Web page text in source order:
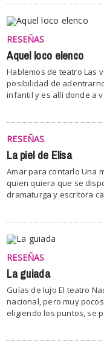
RESEÑAS
Aquel loco elenco
Hablemos de teatro Las
posibilidad de
infantil y es allí donde a
RESEÑAS
La piel de Elisa
Amar para contarlo Una
quien quiera que se
dramaturga y escritora
RESEÑAS
La guiada
Guías de lujo El teatro
nacional, pero muy
eligiendo los puntos, se